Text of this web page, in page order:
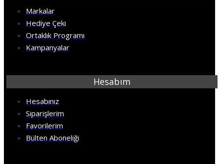
Markalar
Hediye Çeki
Ortaklık Programı
Kampanyalar
Hesabım
Hesabınız
Siparişlerim
Favorilerim
Bülten Aboneliği